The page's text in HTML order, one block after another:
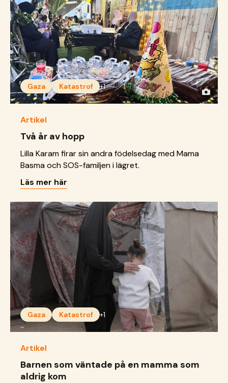
Gaza Katastrof +1
Artikel
Två år av hopp
Lilla Karam firar sin andra födelsedag med Mama
Basma och SOS-familjen i lägret.
Läs mer här
Gaza Katastrof +1
Artikel
Barnen som väntade på en mamma som
aldrig kom